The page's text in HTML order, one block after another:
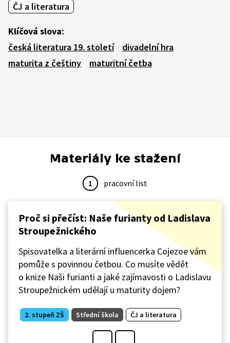
ČJ a literatura
Klíčová slova:
česká literatura 19. století
divadelní hra
maturita z češtiny
maturitní četba
Materiály ke stažení
1 pracovní list
Proč si přečíst: Naše furianty od Ladislava
Stroupežnického
Spisovatelka a literární influencerka Cojezoe vám
pomůže s povinnou četbou. Co musíte vědět
o knize Naši furianti a jaké zajímavosti o Ladislavu
Stroupežnickém udělají u maturity dojem?
2. stupeň ZŠ Střední škola ČJ a literatura